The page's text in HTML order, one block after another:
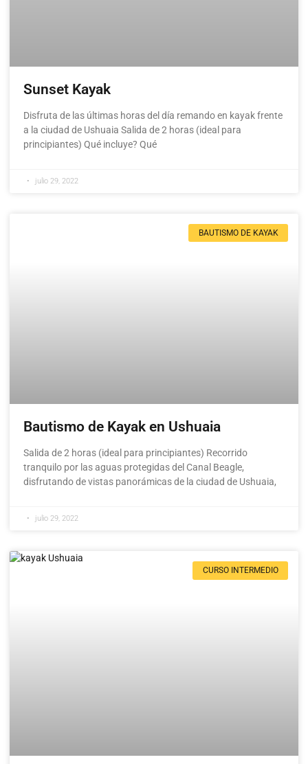
Sunset Kayak
Disfruta de las últimas horas del día remando en kayak frente
a la ciudad de Ushuaia Salida de 2 horas (ideal para
principiantes) Qué incluye? Qué
julio 29, 2022
BAUTISMO DE KAYAK
Bautismo de Kayak en Ushuaia
Salida de 2 horas (ideal para principiantes) Recorrido
tranquilo por las aguas protegidas del Canal Beagle,
disfrutando de vistas panorámicas de la ciudad de Ushuaia,
julio 29, 2022
CURSO INTERMEDIO